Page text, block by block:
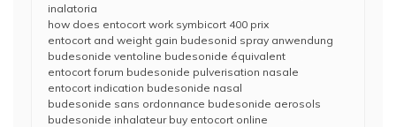
inalatoria
how does entocort work symbicort 400 prix
entocort and weight gain budesonid spray anwendung
budesonide ventoline budesonide équivalent
entocort forum budesonide pulverisation nasale
entocort indication budesonide nasal
budesonide sans ordonnance budesonide aerosols
budesonide inhalateur buy entocort online